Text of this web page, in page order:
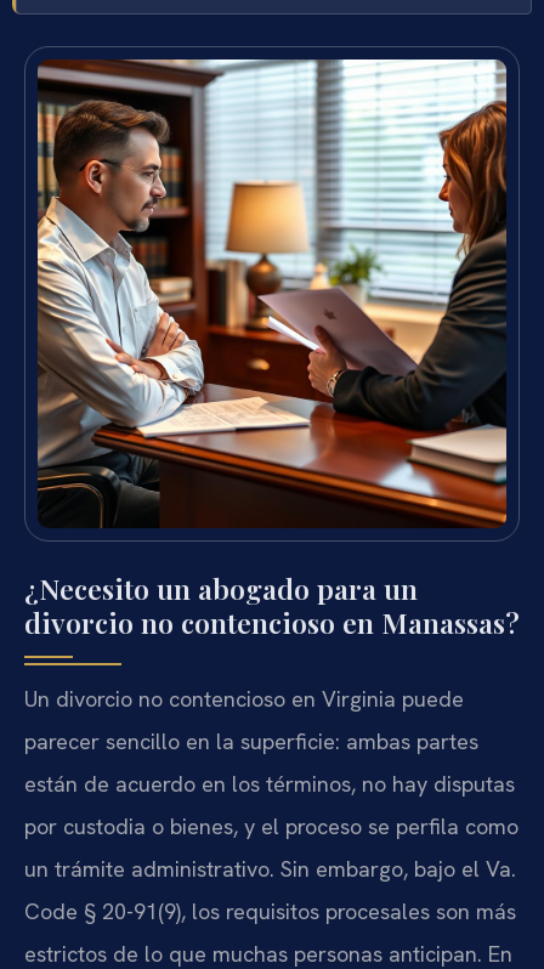
¿Necesito un abogado para un
divorcio no contencioso en Manassas?
Un divorcio no contencioso en Virginia puede
parecer sencillo en la superficie: ambas partes
están de acuerdo en los términos, no hay disputas
por custodia o bienes, y el proceso se perfila como
un trámite administrativo. Sin embargo, bajo el Va.
Code § 20-91(9), los requisitos procesales son más
estrictos de lo que muchas personas anticipan. En